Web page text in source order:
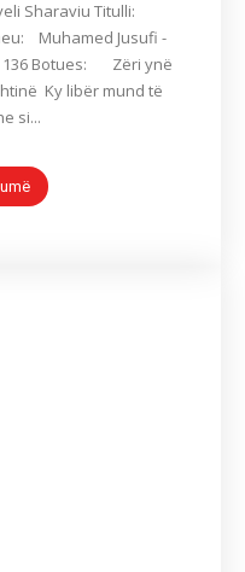
Titulli:
Muhamed Jusufi -
të
si...